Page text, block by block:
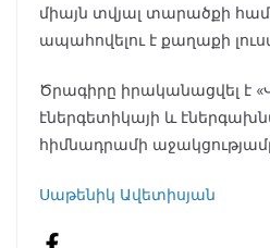
միայն տվյալ տարածքի
ապահովելու է քաղաքի
Ծրագիրը իրականացվել է
էներգետիկայի և
հիմնադրամի
Սաթենիկ Ավետիսյան